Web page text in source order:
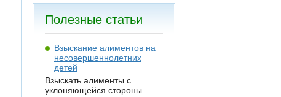
Полезные статьи
Взыскание алиментов на
несовершеннолетних
детей
Взыскать алименты с
уклоняющейся стороны